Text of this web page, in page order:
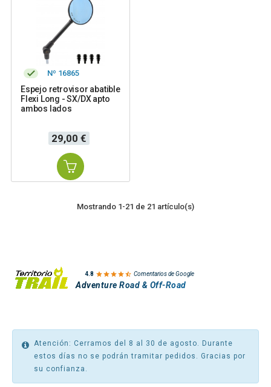
Nº 16865
Espejo retrovisor abatible
Flexi Long - SX/DX apto
ambos lados
Precio
29,00 €
Mostrando 1-21 de 21 artículo(s)
4.8  Comentarios de Google
Adventure Road & Off-Road
Atención: Cerramos del 8 al 30 de agosto. Durante
estos días no se podrán tramitar pedidos. Gracias por
su confianza.